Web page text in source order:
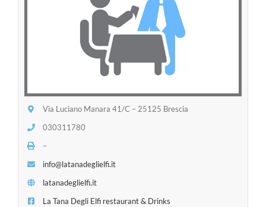
Via Luciano Manara 41/C – 25125 Brescia
030311780
–
info@latanadeglielfi.it
latanadeglielfi.it
La Tana Degli Elfi restaurant & Drinks